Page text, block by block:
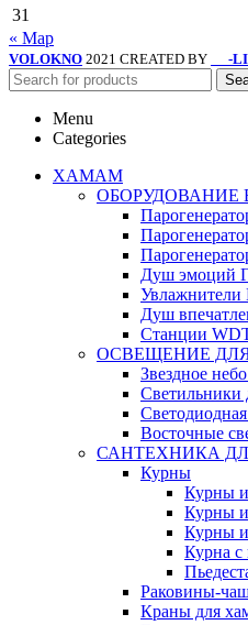
31
« Мар
VOLOKNO 2021 CREATED BY -
Menu
Categories
ХАМАМ
Душ эмоций
Душ
Станции
ОСВЕЩЕНИЕ
Звездное
Светильники
Восточные
САНТЕХНИКА
Курны
Курны
Курны
Курны
Курна с
Раковины-
Краны для